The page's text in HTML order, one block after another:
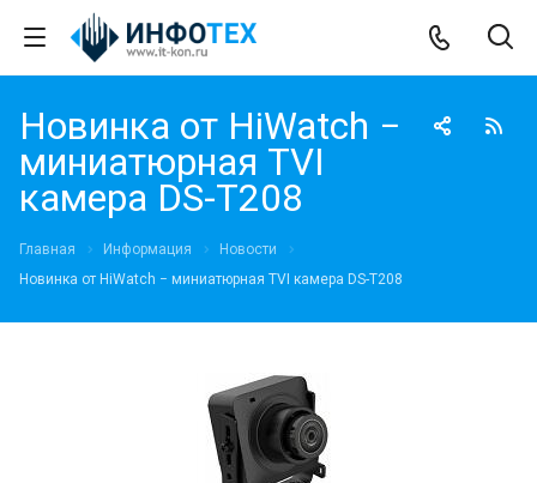
Новинка от HiWatch −
миниатюрная TVI
камера DS-T208
Главная Информация
Новости
Новинка от HiWatch − миниатюрная TVI камера DS-T208